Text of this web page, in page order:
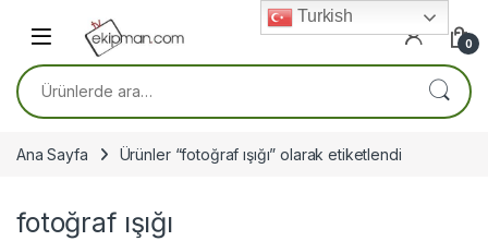
0
Ara:
Ana Sayfa Ürünler “fotoğraf ışığı” olarak etiketlendi
fotoğraf ışığı
Turkish